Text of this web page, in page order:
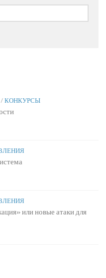
/ КОНКУРСЫ
или новые атаки для